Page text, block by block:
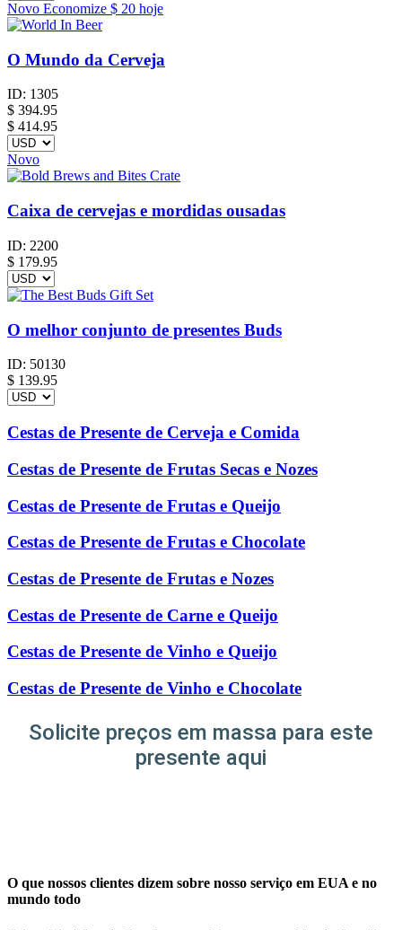
Novo Economize $ 20 hoje
O Mundo da Cerveja
ID: 1305
$ 394.95
$ 414.95
Novo
Caixa de cervejas e mordidas ousadas
ID: 2200
$ 179.95
O melhor conjunto de presentes Buds
ID: 50130
$ 139.95
Cestas de Presente de Cerveja e Comida
Cestas de Presente de Frutas Secas e Nozes
Cestas de Presente de Frutas e Queijo
Cestas de Presente de Frutas e Chocolate
Cestas de Presente de Frutas e Nozes
Cestas de Presente de Carne e Queijo
Cestas de Presente de Vinho e Queijo
Cestas de Presente de Vinho e Chocolate
Solicite preços em massa para este
presente aqui
O que nossos clientes dizem sobre nosso serviço em EUA e no
mundo todo